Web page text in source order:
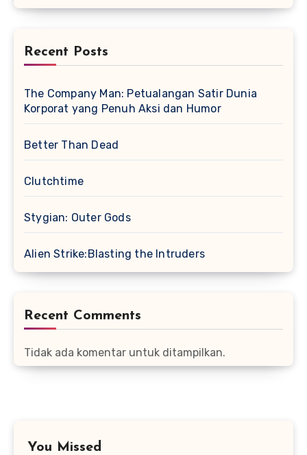
Recent Posts
The Company Man: Petualangan Satir Dunia
Korporat yang Penuh Aksi dan Humor
Better Than Dead
Clutchtime
Stygian: Outer Gods
Alien Strike:Blasting the Intruders
Recent Comments
Tidak ada komentar untuk ditampilkan.
You Missed